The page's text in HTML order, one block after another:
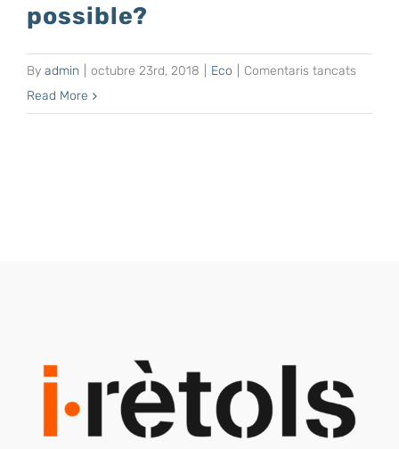
possible?
By admin octubre 23rd, 2018 Eco Comentaris tancats
Read More